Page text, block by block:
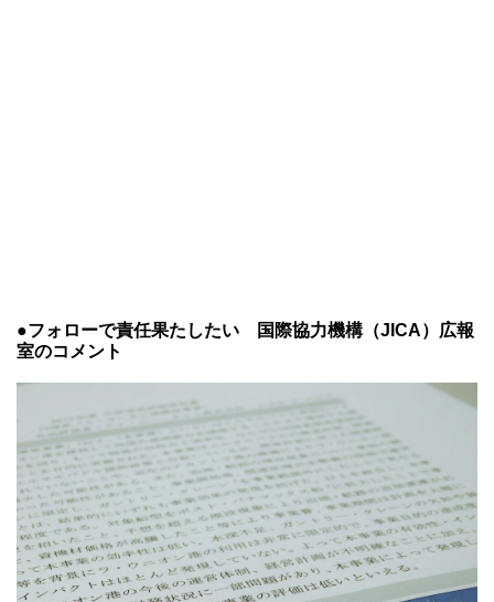
●フォローで責任果たしたい 国際協力機構（JICA）広報
室のコメント